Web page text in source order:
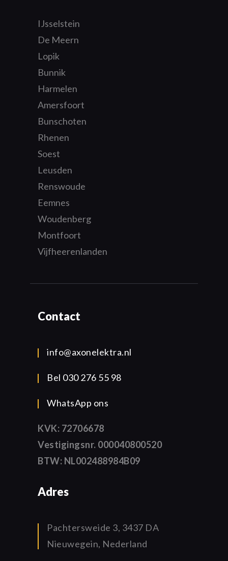
IJsselstein
De Meern
Lopik
Bunnik
Harmelen
Amersfoort
Bunschoten
Rhenen
Soest
Leusden
Renswoude
Eemnes
Woudenberg
Montfoort
Vijfheerenlanden
Contact
info@axonelektra.nl
Bel 030 276 55 98
WhatsApp ons
KVK: 72706678
Vestigingsnr. 000040800520
BTW: NL002488984B09
Adres
Pachtersweide 3, 3437 DA
Nieuwegein, Nederland